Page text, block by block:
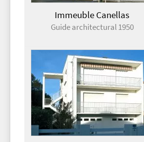
Immeuble Canellas
Guide architectural 1950